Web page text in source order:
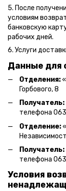
5. После
условиям
банковскую
рабочих дней.
6. Услуги
Данные для
Отделения:
Горбового, 8
Получатель:
телефона
Отделение:«
Получатель:
телефона
Условия